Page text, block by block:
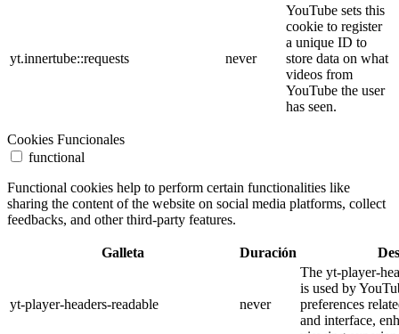
yt.innertube::requests never
YouTube sets this
cookie to register
a unique ID to
store data on what
videos from
YouTube the user
has seen.
Cookies Funcionales
functional
Functional cookies help to perform certain functionalities like
sharing the content of the website on social media platforms, collect
feedbacks, and other third-party features.
Galleta Duración
yt-player-headers-readable never
The yt-player-
is used by
preferences
and interface,